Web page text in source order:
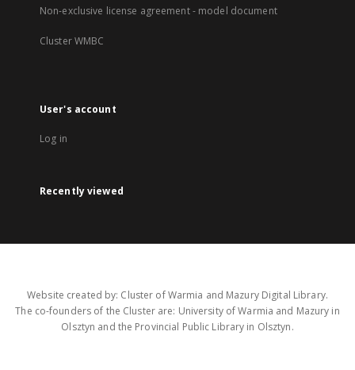
Non-exclusive license agreement - model document
Cluster WMBC
User's account
Log in
Recently viewed
Website created by: Cluster of Warmia and Mazury Digital Library.
The co-founders of the Cluster are: University of Warmia and Mazury in
Olsztyn and the Provincial Public Library in Olsztyn.